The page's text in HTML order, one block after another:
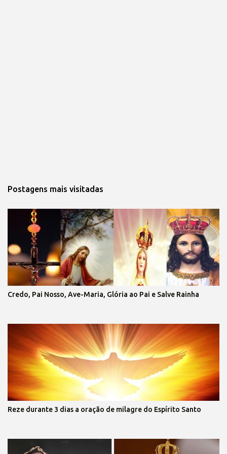
Postagens mais visitadas
Credo, Pai Nosso, Ave-Maria, Glória ao Pai e Salve Rainha
Reze durante 3 dias a oração de milagre do Espírito Santo